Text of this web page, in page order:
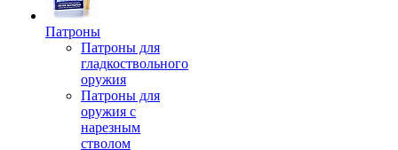
Патроны
Патроны для
гладкоствольного
оружия
Патроны для
оружия с
нарезным
стволом